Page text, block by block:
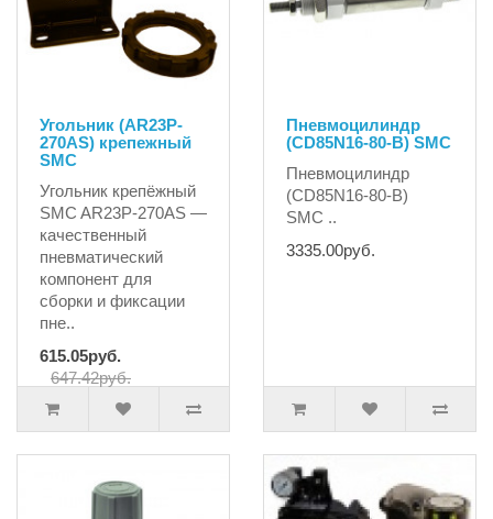
Угольник (AR23P-
270AS) крепежный
SMC
Угольник крепёжный
SMC AR23P-270AS —
качественный
пневматический
компонент для
сборки и фиксации
пне..
615.05руб.
647.42руб.
Пневмоцилиндр
(CD85N16-80-B) SMC
Пневмоцилиндр
(CD85N16-80-B)
SMC ..
3335.00руб.